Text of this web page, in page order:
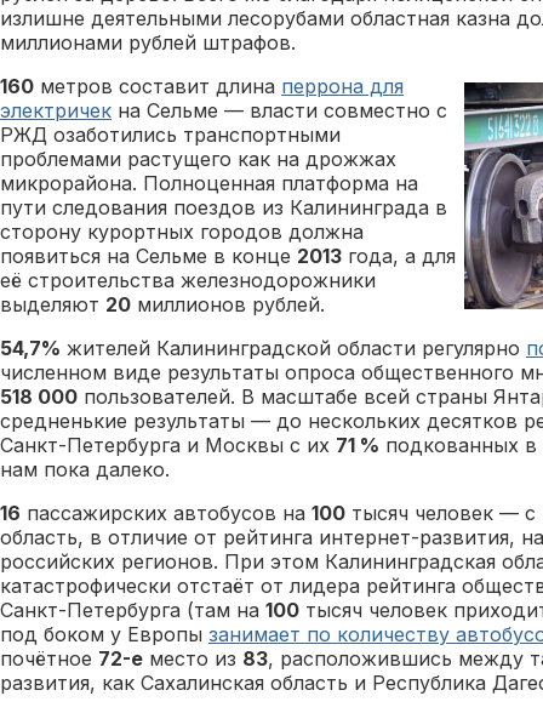
излишне деятельными лесорубами областная казна
миллионами рублей штрафов.
160 метров составит длина перрона для
электричек на Сельме — власти совместно с
РЖД озаботились транспортными
проблемами растущего как на дрожжах
микрорайона. Полноценная платформа на
пути следования поездов из Калининграда в
сторону курортных городов должна
появиться на Сельме в конце 2013 года, а для
её строительства железнодорожники
выделяют 20 миллионов рублей.
54,7% жителей Калининградской области регулярно
численном виде результаты опроса общественного
518 000 пользователей. В масштабе всей страны
средненькие результаты — до нескольких десятков
Санкт-Петербурга и Москвы с их 71 % подкованных в
нам пока далеко.
16 пассажирских автобусов на 100 тысяч человек — с
область, в отличие от рейтинга интернет-развития,
российских регионов. При этом Калининградская
катастрофически отстаёт от лидера рейтинга
Санкт-Петербурга (там на 100 тысяч человек
под боком у Европы занимает по количеству
почётное 72-е место из 83, расположившись между
развития, как Сахалинская область и Республика